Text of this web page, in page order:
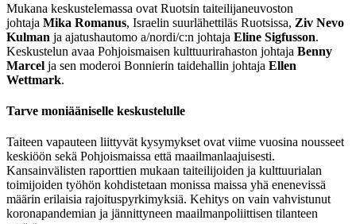
Mukana keskustelemassa ovat Ruotsin taiteilijaneuvoston
johtaja Mika Romanus, Israelin suurlähettiläs Ruotsissa, Ziv Nevo
Kulman ja ajatushautomo a/nordi/c:n johtaja Eline Sigfusson.
Keskustelun avaa Pohjoismaisen kulttuurirahaston johtaja Benny
Marcel ja sen moderoi Bonnierin taidehallin johtaja Ellen
Wettmark.
Tarve moniääniselle keskustelulle
Taiteen vapauteen liittyvät kysymykset ovat viime vuosina nousseet
keskiöön sekä Pohjoismaissa että maailmanlaajuisesti.
Kansainvälisten raporttien mukaan taiteilijoiden ja kulttuurialan
toimijoiden työhön kohdistetaan monissa maissa yhä enenevissä
määrin erilaisia rajoituspyrkimyksiä. Kehitys on vain vahvistunut
koronapandemian ja jännittyneen maailmanpoliittisen tilanteen